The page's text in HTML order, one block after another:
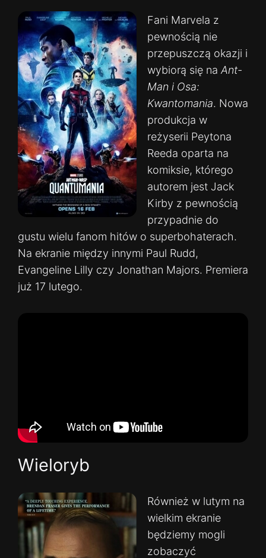
Fani Marvela z
pewnością nie
przepuszczą okazji i
wybiorą się na Ant-
Man i Osa:
Kwantomania. Nowa
produkcja w
reżyserii Peytona
Reeda oparta na
komiksie, którego
autorem jest Jack
Kirby z pewnością
przypadnie do
gustu wielu fanom hitów o superbohaterach.
Na ekranie między innymi Paul Rudd,
Evangeline Lilly czy Jonathan Majors. Premiera
już 17 lutego.
Wieloryb
Również w lutym na
wielkim ekranie
będziemy mogli
zobaczyć